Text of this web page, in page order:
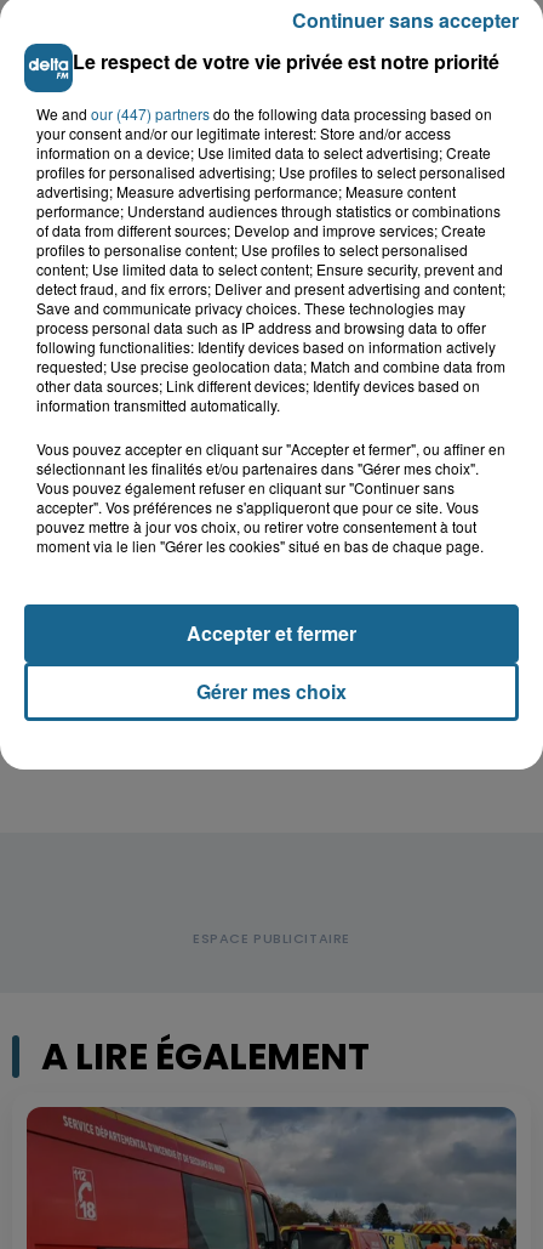
LE TOP DE L'ACTU
Saint-Omer : un enfant gravement brûlé
après l'explosion d'un jouet...
Hazebrouck : victime d'un accident,
Lucas s'en est allé brutalement...
Valérie, 46 ans, portée disparue
Violent accident à Cléty : quatre
blessés, deux femmes en urgence...
A LIRE ÉGALEMENT
Le respect de votre vie privée est notre priorité
We and our (447) partnersdo the following data processing based on
your consent and/or our legitimate interest: Store and/or access
information on a device; Use limited data to select advertising; Create
profiles for personalised advertising; Use profiles to select personalised
advertising; Measure advertising performance; Measure content
performance; Understand audiences through statistics or combinations
of data from different sources; Develop and improve services; Create
profiles to personalise content; Use profiles to select personalised
content; Use limited data to select content; Ensure security, prevent and
detect fraud, and fix errors; Deliver and present advertising and content;
Save and communicate privacy choices. These technologies may
process personal data such as IP address and browsing data to offer
following functionalities: Identify devices based on information actively
requested; Use precise geolocation data; Match and combine data from
other data sources; Link different devices; Identify devices based on
information transmitted automatically.
Vous pouvez accepter en cliquant sur "Accepter et fermer", ou affiner en
sélectionnant les finalités et/ou partenaires dans "Gérer mes choix".
Vous pouvez également refuser en cliquant sur "Continuer sans
accepter". Vos préférences ne s'appliqueront que pour ce site. Vous
pouvez mettre à jour vos choix, ou retirer votre consentement à tout
moment via le lien "Gérer les cookies" situé en bas de chaque page.
Gérer mes choix
Accepter et fermer
Continuer sans accepter